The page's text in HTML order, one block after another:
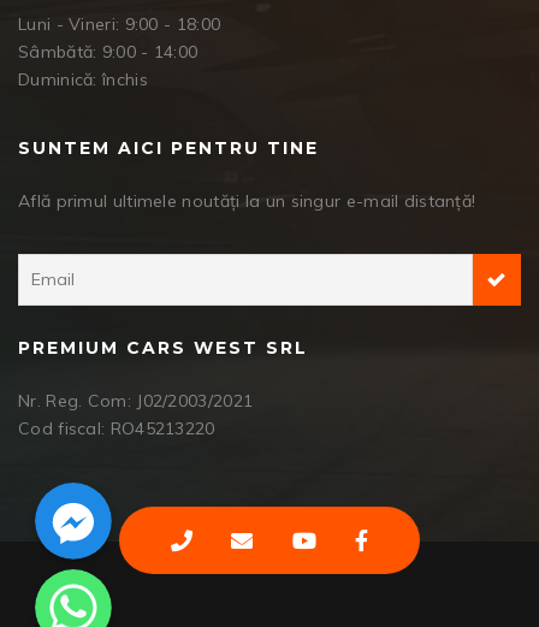
Luni - Vineri: 9:00 - 18:00
Sâmbătă: 9:00 - 14:00
Duminică: închis
SUNTEM AICI PENTRU TINE
Află primul ultimele noutăți la un singur e-mail distanță!
PREMIUM CARS WEST SRL
Nr. Reg. Com: J02/2003/2021
Cod fiscal: RO45213220
Facebook Messenger
WhatsApp